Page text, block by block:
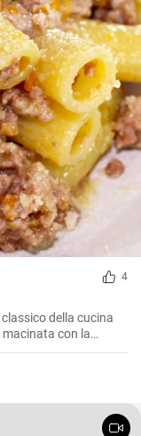
4
della cucina
con la
della pasta e della